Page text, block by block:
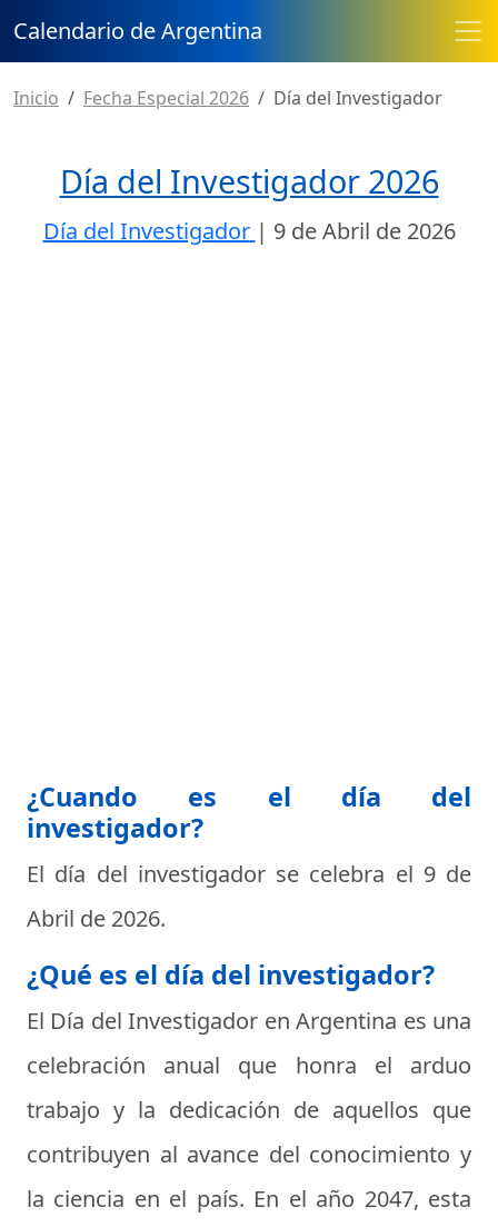
Calendario de Argentina
Inicio Fecha Especial 2026 Día del Investigador
Día del Investigador 2026
Día del Investigador | 9 de Abril de 2026
¿Cuando es el día del
investigador?
El día del investigador se celebra el 9 de
Abril de 2026.
¿Qué es el día del investigador?
El Día del Investigador en Argentina es una
celebración anual que honra el arduo
trabajo y la dedicación de aquellos que
contribuyen al avance del conocimiento y
la ciencia en el país. En el año 2047, esta